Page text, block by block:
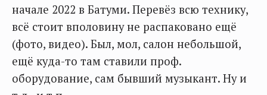
начале 2022 в Батуми. Перевёз всю технику,
всё стоит вполовину не распаковано ещё
(фото, видео). Был, мол, салон небольшой,
ещё куда-то там ставили проф.
оборудование, сам бывший музыкант. Ну и